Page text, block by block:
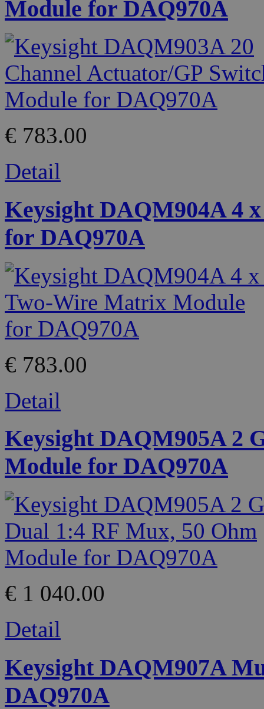
Module for DAQ970A
€ 783.00
Detail
Keysight DAQM904A 4
for DAQ970A
€ 783.00
Detail
Keysight DAQM905A 2
Module for DAQ970A
€ 1 040.00
Detail
Keysight DAQM907A
DAQ970A